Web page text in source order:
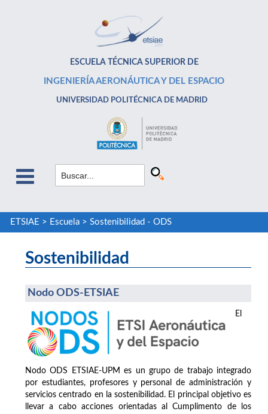
ESCUELA TÉCNICA SUPERIOR DE
INGENIERÍA AERONÁUTICA Y DEL ESPACIO
UNIVERSIDAD POLITÉCNICA DE MADRID
ETSIAE > Escuela> Sostenibilidad - ODS
Sostenibilidad
Nodo ODS-ETSIAE
El
Nodo ODS ETSIAE-UPM es un grupo de trabajo integrado
por estudiantes, profesores y personal de administración y
servicios centrado en la sostenibilidad. El principal objetivo es
llevar a cabo acciones orientadas al Cumplimento de los